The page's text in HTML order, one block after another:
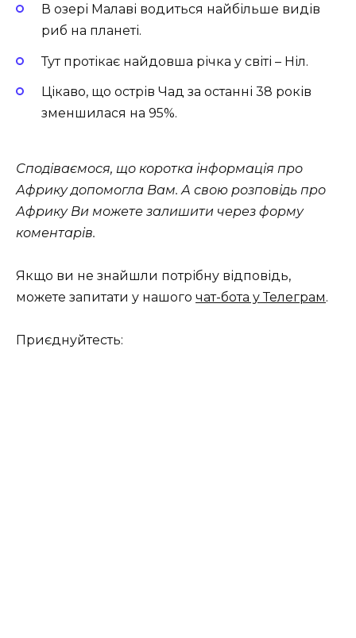
В озері Малаві водиться найбільше видів
риб на планеті.
Тут протікає найдовша річка у світі – Ніл.
Цікаво, що острів Чад за останні 38 років
зменшилася на 95%.
Сподіваємося, що коротка інформація про
Африку допомогла Вам. А свою розповідь про
Африку Ви можете залишити через форму
коментарів.
Якщо ви не знайшли потрібну відповідь,
можете запитати у нашого чат-бота у Телеграм.
Приєднуйтесть: